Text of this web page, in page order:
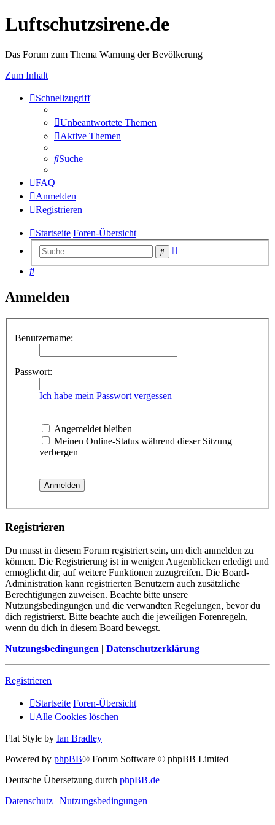
Luftschutzsirene.de
Das Forum zum Thema Warnung der Bevölkerung
Zum Inhalt
Schnellzugriff
Unbeantwortete Themen
Aktive Themen
Suche
FAQ
Anmelden
Registrieren
Startseite Foren-Übersicht
Suche
Suche
Anmelden
Benutzername:
Passwort:
Ich habe mein Passwort vergessen
Angemeldet bleiben
Meinen Online-Status während dieser Sitzung
verbergen
Registrieren
Du musst in diesem Forum registriert sein, um dich anmelden zu
können. Die Registrierung ist in wenigen Augenblicken erledigt und
ermöglicht dir, auf weitere Funktionen zuzugreifen. Die Board-
Administration kann registrierten Benutzern auch zusätzliche
Berechtigungen zuweisen. Beachte bitte unsere
Nutzungsbedingungen und die verwandten Regelungen, bevor du
dich registrierst. Bitte beachte auch die jeweiligen Forenregeln,
wenn du dich in diesem Board bewegst.
Nutzungsbedingungen | Datenschutzerklärung
Registrieren
Startseite Foren-Übersicht
Alle Cookies löschen
Flat Style by Ian Bradley
Powered by phpBB® Forum Software © phpBB Limited
Deutsche Übersetzung durch phpBB.de
Datenschutz | Nutzungsbedingungen